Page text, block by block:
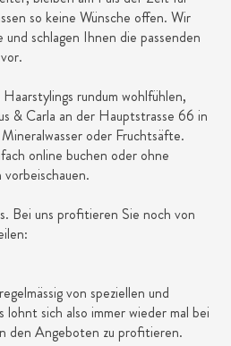
so keine Wünsche offen. Wir
schlagen Ihnen die passenden
rundum wohlfühlen,
& Carla an der Hauptstrasse 66 in
oder Fruchtsäfte.
online buchen oder ohne
Bei uns profitieren Sie noch von
von speziellen und
sich also immer wieder mal bei
den Angeboten zu profitieren.